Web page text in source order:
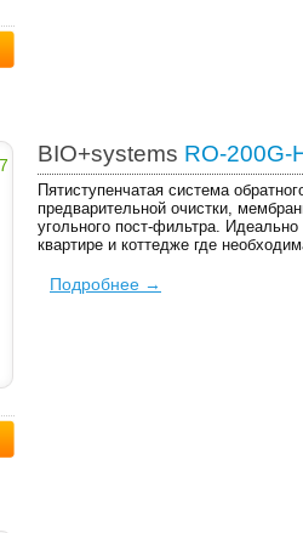
BIO+systems RO-200G-
Пятиступенчатая система
предварительной очистки,
угольного пост-фильтра.
квартире и коттедже где
Подробнее →